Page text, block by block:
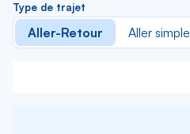
Type de trajet
Aller-Retour Aller simple